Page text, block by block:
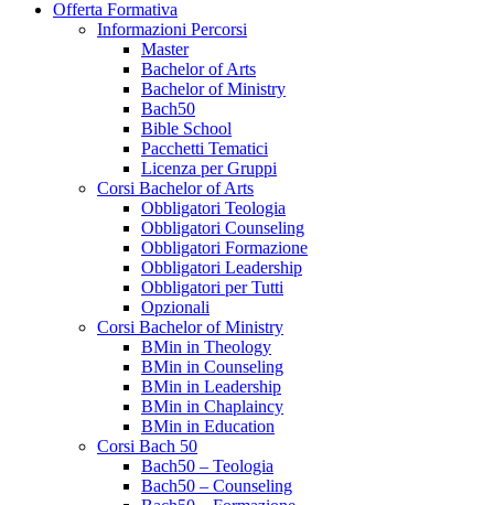
Offerta Formativa
Informazioni Percorsi
Master
Bachelor of Arts
Bachelor of Ministry
Bach50
Bible School
Pacchetti Tematici
Licenza per Gruppi
Corsi Bachelor of Arts
Obbligatori Teologia
Obbligatori Counseling
Obbligatori Formazione
Obbligatori Leadership
Obbligatori per Tutti
Opzionali
Corsi Bachelor of Ministry
BMin in Theology
BMin in Counseling
BMin in Leadership
BMin in Chaplaincy
BMin in Education
Corsi Bach 50
Bach50 – Teologia
Bach50 – Counseling